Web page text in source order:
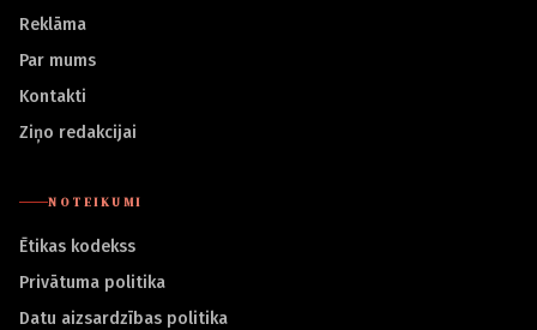
Reklāma
Par mums
Kontakti
Ziņo redakcijai
NOTEIKUMI
Ētikas kodekss
Privātuma politika
Datu aizsardzības politika